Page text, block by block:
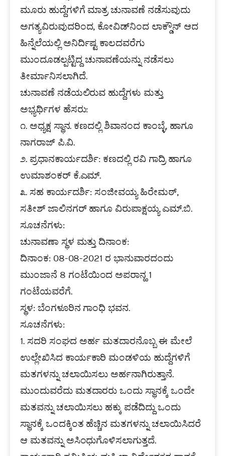
ಮೂರು ಹುದ್ದೆಗಳಿಗೆ ಮಾತ್ರ ಚುನಾವಣೆ ನಡೆಸುವುದು
ಅಗತ್ಯವಿರುವುದರಿಂದ, ಕೋವಿಡ್‌ನಿಂದ ಲಾಕ್ಡೌನ್‌ ಆದ
ಹಿನ್ನೆಲೆಯಲ್ಲಿ ಅನಿರ್ದಿಷ್ಟ ಕಾಲದವರೆಗು
ಮುಂದೂಡಲ್ಪಟ್ಟಿದ್ದ ಚುನಾವಣೆಯನ್ನು ನಡೆಸಲು
ತೀರ್ಮಾನಿಸಲಾಗಿದೆ.
ಚುನಾವಣೆ ನಡೆಯಲಿರುವ ಹುದ್ದೆಗಳು ಮತ್ತು
ಅಭ್ಯರ್ಥಿಗಳ ಹೆಸರು:
೧. ಅಧ್ಯಕ್ಷ ಸ್ಥಾನ. ಕಣದಲ್ಲಿ ಶಿವಾನಂದ ಕಾಂಬ್ಳೆ, ಹಾಗೂ
ನಾಗರಾಜ್‌ ಪಿ.ವಿ.
೨. ಪ್ರಧಾನಕಾರ್ಯದರ್ಶಿ: ಕಣದಲ್ಲಿ ರವಿ ಗಾದ್ರಿ ಹಾಗೂ
ಉಮಾಶಂಕರ್‌ ಕೆ.ಎಮ್‌.
೩. ಸಹ ಕಾರ್ಯದರ್ಶಿ: ಸಂಜೀವಯ್ಯ ಹಿರೇಮಠ್‌,
ಸತೀಶ್‌ ಜಾಲಿನಗರ್‌ ಹಾಗೂ ವಿರುಪಾಕ್ಷಯ್ಯ ಎಮ್‌.ಬಿ.
ಸೂಚನೆಗಳು:
ಚುನಾವಣಾ ಸ್ಥಳ ಮತ್ತು ದಿನಾಂಕ:
ದಿನಾಂಕ: 08-08-2021 ರ ಭಾನುವಾರದಂದು
ಮುಂಜಾನೆ 8 ಗಂಟೆಯಿಂದ ಅಪರಾನ್ಹ 1
ಗಂಟೆಯವರೆಗೆ.
ಸ್ಥಳ: ಬೆಂಗಳೂರಿನ ಗಾಂಧಿ ಭವನ.
ಸೂಚನೆಗಳು:
1. ಸದರಿ ಸಂಘದ ಅರ್ಹ ಮತದಾರನೊಬ್ಬ ಈ ಮೇಲೆ
ಉಲ್ಲೇಖಿಸಿದ ಕಾರ್ಯಕಾರಿ ಮಂಡಳಿಯ ಹುದ್ದೆಗಳಿಗೆ
ಮತಗಳನ್ನು ಚಲಾಯಿಸಲು ಅರ್ಹನಾಗಿರುತ್ತಾನೆ.
ಮುಂದುವರೆದು ಮತದಾರರು ಒಂದು ಸ್ಥಾನಕ್ಕೆ ಒಂದೇ
ಮತವನ್ನು ಚಲಾಯಿಸಲು ಹಕ್ಕು ಪಡೆದಿದ್ದು ಒಂದು
ಸ್ಥಾನಕ್ಕೆ ಒಂದಕ್ಕಿಂತ ಹೆಚ್ಚಿನ ಮತಗಳನ್ನು ಚಲಾಯಿಸಿದರೆ
ಆ ಮತವನ್ನು ಅಸಿಂಧುಗೊಳಿಸಲಾಗುತ್ತದೆ.